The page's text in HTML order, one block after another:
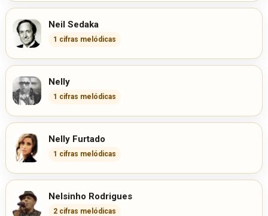
Neil Sedaka
1 cifras melódicas
Nelly
1 cifras melódicas
Nelly Furtado
1 cifras melódicas
Nelsinho Rodrigues
2 cifras melódicas